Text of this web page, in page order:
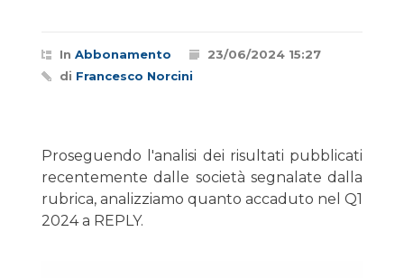
In Abbonamento
23/06/2024 15:27
di Francesco Norcini
Proseguendo l'analisi dei risultati pubblicati
recentemente dalle società segnalate dalla
rubrica, analizziamo quanto accaduto nel Q1
2024 a REPLY.